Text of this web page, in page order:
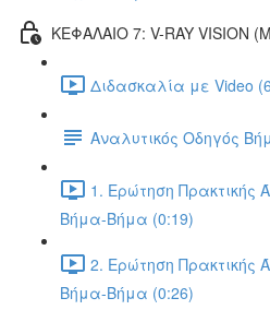
ΚΕΦΑΛΑΙΟ 7: V-RAY VISION
Διδασκαλία με Video
Αναλυτικός Οδηγός
1. Ερώτηση Πρακτικής
Βήμα-Βήμα (0:19)
2. Ερώτηση Πρακτικής
Βήμα-Βήμα (0:26)